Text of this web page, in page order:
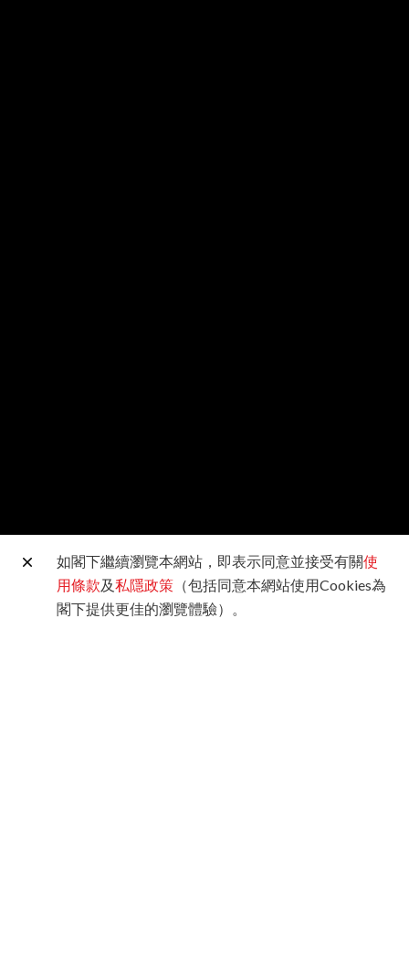
如閣下繼續瀏覽本網站，即表示同意並接受有關使
用條款及私隱政策 （包括同意本網站使用Cookies為
閣下提供更佳的瀏覽體驗）。